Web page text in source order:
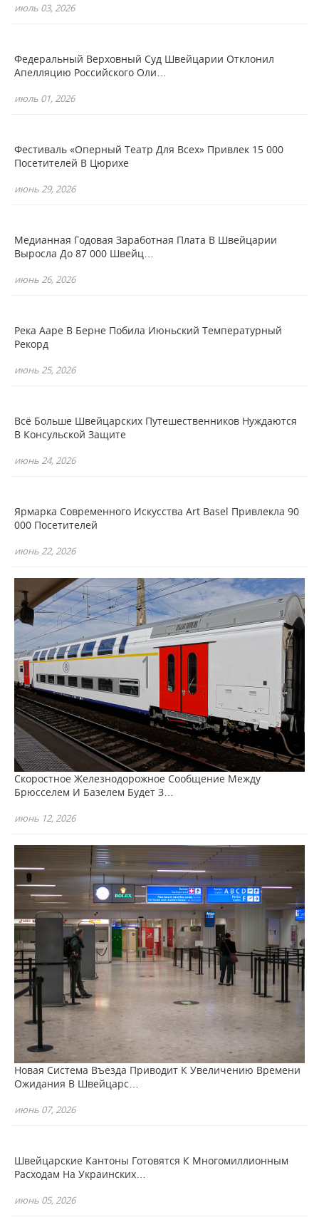
июль 03, 2026
Федеральный Верховный Суд Швейцарии Отклонил
Апелляцию Российского Оли…
июль 01, 2026
Фестиваль «Оперный Театр Для Всех» Привлек 15 000
Посетителей В Цюрихе
июнь 29, 2026
Медианная Годовая Заработная Плата В Швейцарии
Выросла До 87 000 Швейц…
июнь 26, 2026
Река Ааре В Берне Побила Июньский Температурный
Рекорд
июнь 25, 2026
Всё Больше Швейцарских Путешественников Нуждаются
В Консульской Защите
июнь 24, 2026
Ярмарка Современного Искусства Art Basel Привлекла 90
000 Посетителей
июнь 22, 2026
Скоростное Железнодорожное Сообщение Между
Брюсселем И Базелем Будет З…
июнь 12, 2026
Новая Система Въезда Приводит К Увеличению Времени
Ожидания В Швейцарс…
июнь 07, 2026
Швейцарские Кантоны Готовятся К Многомиллионным
Расходам На Украинских…
июнь 05, 2026